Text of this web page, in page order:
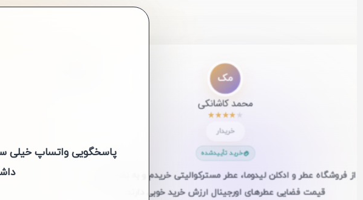
پاسخگویی واتساپ خیلی
مک
محمد کاشانکی
★★★★ ★
خریدار
خرید تأییدشده
از فروشگاه‌ عطر و ادکلن لیدوما، عطر مسترکوالیتی خریدم و به نظرم با توجه
به قیمت فضایی عطرهای اورجینال ارزش خرید خوبی دارند.